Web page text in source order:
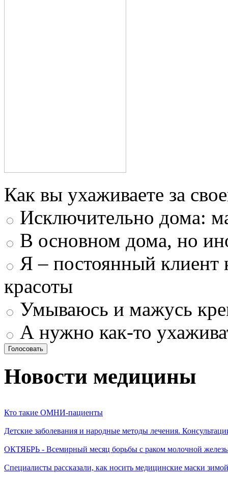
Как вы ухаживаете за
Исключительно дома:
В основном дома, но
Я – постоянный клиент
красоты
Умываюсь и мажусь
А нужно как-то
Новости медицины
Кто такие ОМНИ-пациенты
Детские заболевания и народные методы лечения.
ОКТЯБРЬ - Всемирный месяц борьбы с раком молочной
Специалисты рассказали, как носить медицинские маски зимой